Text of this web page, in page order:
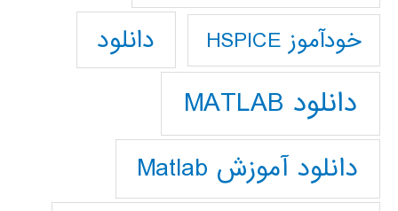
خودآموز HSPICE دانلود
دانلود MATLAB
دانلود آموزش Matlab